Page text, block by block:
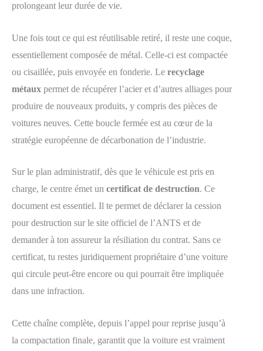
prolongeant leur durée de vie.
Une fois tout ce qui est réutilisable retiré, il reste une coque,
essentiellement composée de métal. Celle-ci est compactée
ou cisaillée, puis envoyée en fonderie. Le recyclage
métaux permet de récupérer l’acier et d’autres alliages pour
produire de nouveaux produits, y compris des pièces de
voitures neuves. Cette boucle fermée est au cœur de la
stratégie européenne de décarbonation de l’industrie.
Sur le plan administratif, dès que le véhicule est pris en
charge, le centre émet un certificat de destruction. Ce
document est essentiel. Il te permet de déclarer la cession
pour destruction sur le site officiel de l’ANTS et de
demander à ton assureur la résiliation du contrat. Sans ce
certificat, tu restes juridiquement propriétaire d’une voiture
qui circule peut-être encore ou qui pourrait être impliquée
dans une infraction.
Cette chaîne complète, depuis l’appel pour reprise jusqu’à
la compactation finale, garantit que la voiture est vraiment